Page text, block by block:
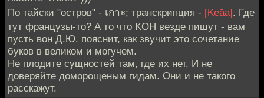
По тайски "остров" - เกาะ; транскрипция - [Keāa]. Где
тут французы-то? А то что KOH везде пишут - вам
пусть вон Д.Ю. пояснит, как звучит это сочетание
буков в великом и могучем.
Не плодите сущностей там, где их нет. И не
доверяйте доморощеным гидам. Они и не такого
расскажут.